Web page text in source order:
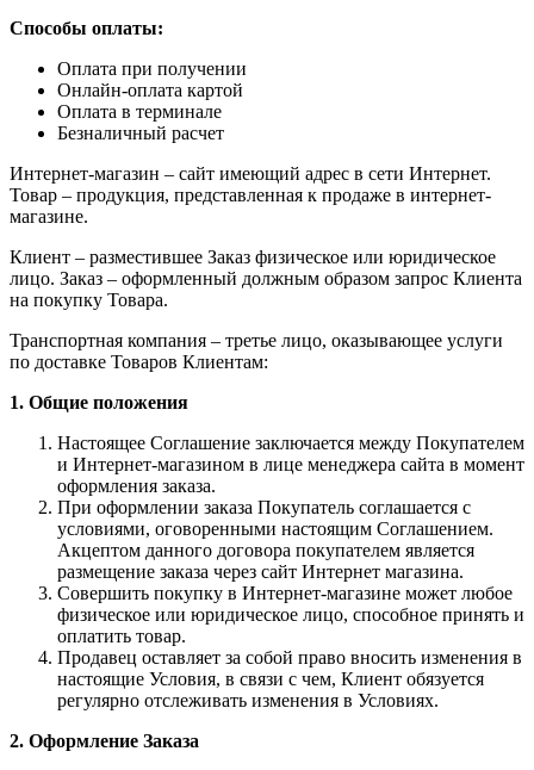
Способы оплаты:
Оплата при получении
Онлайн-оплата картой
Оплата в терминале
Безналичный расчет
Интернет-магазин – сайт имеющий адрес в сети Интернет.
Товар – продукция, представленная к продаже в интернет-
магазине.
Клиент – разместившее Заказ физическое или юридическое
лицо. Заказ – оформленный должным образом запрос Клиента
на покупку Товара.
Транспортная компания – третье лицо, оказывающее услуги
по доставке Товаров Клиентам:
1. Общие положения
Настоящее Соглашение заключается между Покупателем
и Интернет-магазином в лице менеджера сайта в момент
оформления заказа.
При оформлении заказа Покупатель соглашается с
условиями, оговоренными настоящим Соглашением.
Акцептом данного договора покупателем является
размещение заказа через сайт Интернет магазина.
Совершить покупку в Интернет-магазине может любое
физическое или юридическое лицо, способное принять и
оплатить товар.
Продавец оставляет за собой право вносить изменения в
настоящие Условия, в связи с чем, Клиент обязуется
регулярно отслеживать изменения в Условиях.
2. Оформление Заказа